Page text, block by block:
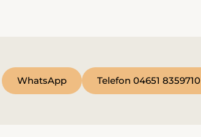
WhatsApp Telefon 04651 8359710